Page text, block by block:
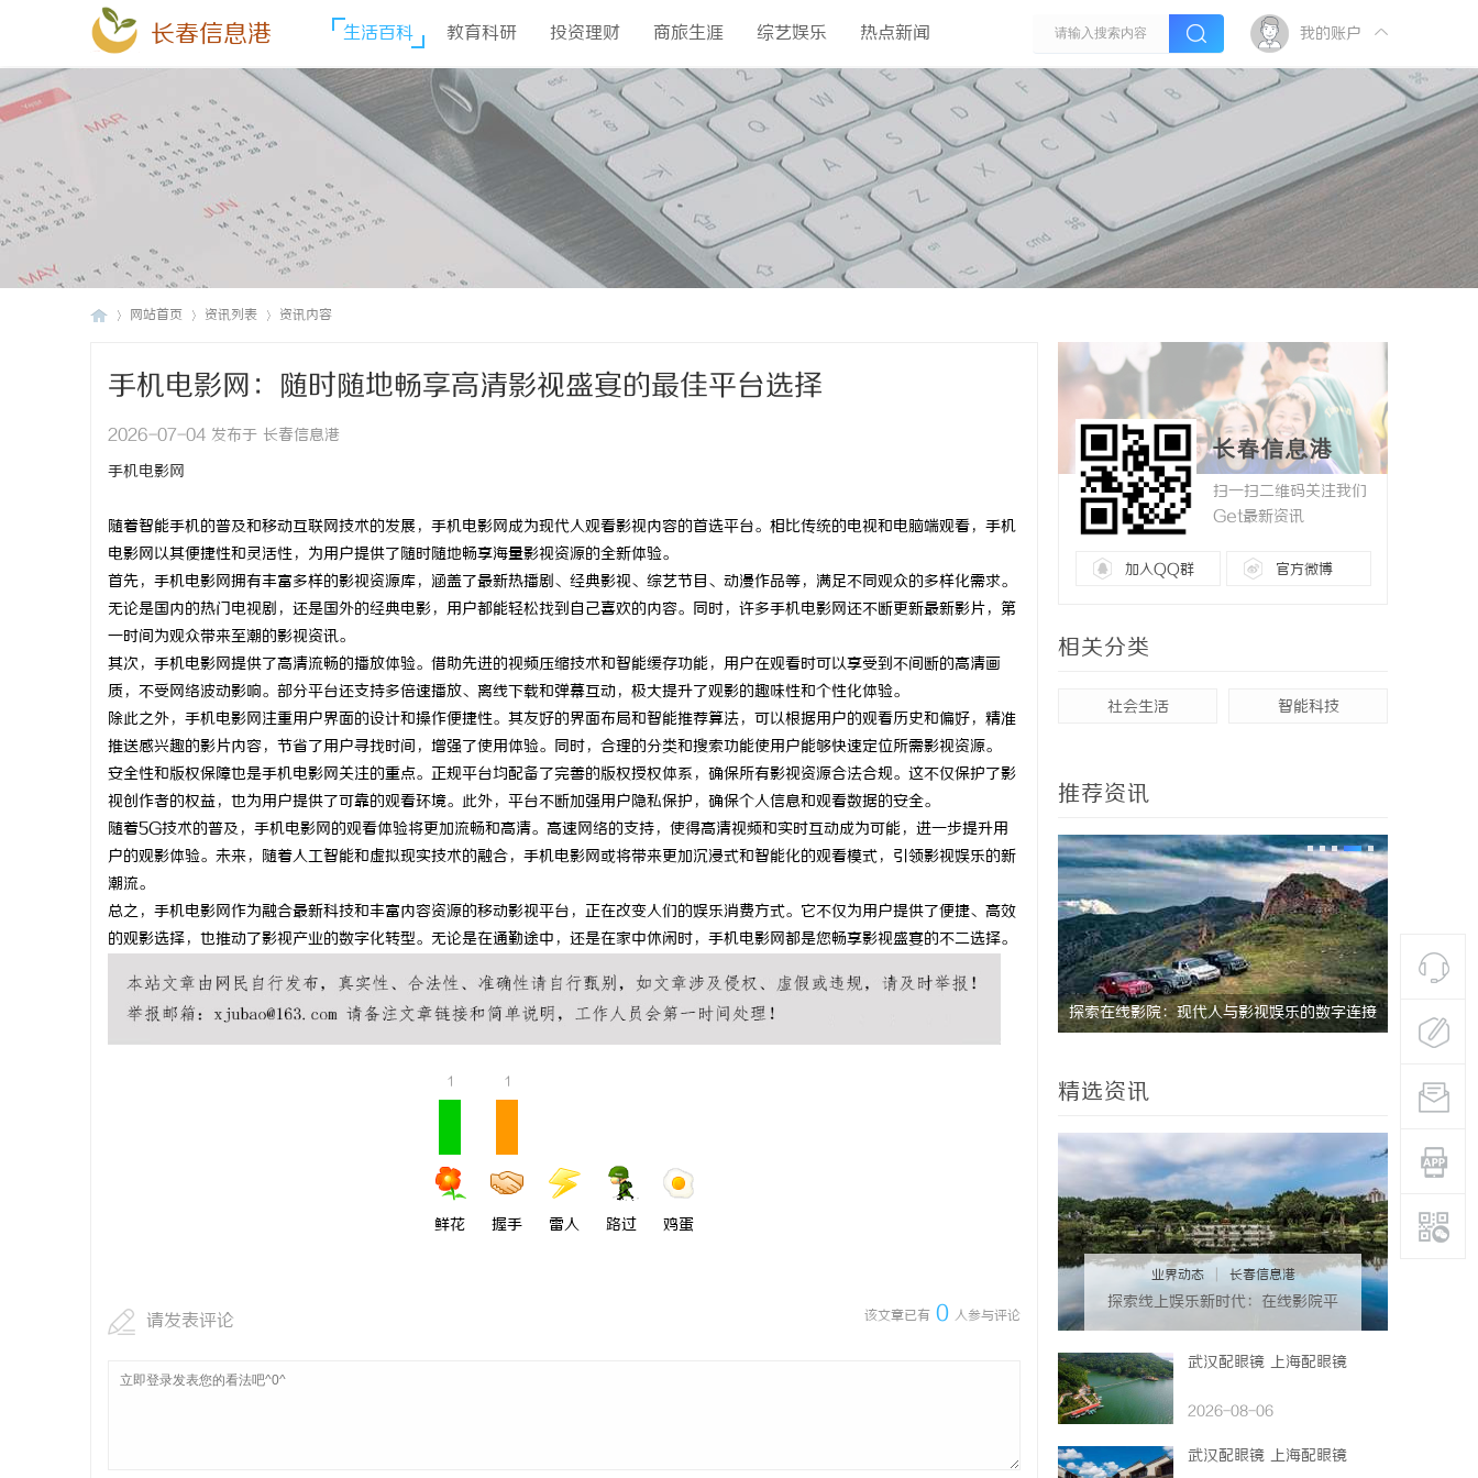
长春信息港 生活百科 教育科研 投资理财 商旅生涯 综艺娱乐 热点新闻 我的账户
网站首页 资讯列表 资讯内容
手机电影网：随时随地畅享高清影视盛宴的最佳平台选择
2026-07-04 发布于 长春信息港
手机电影网
随着智能手机的普及和移动互联网技术的发展，手机电影网成为现代人观看影视内容的首选平台。相比传统的电视和电脑端观看，手机
电影网以其便捷性和灵活性，为用户提供了随时随地畅享海量影视资源的全新体验。
首先，手机电影网拥有丰富多样的影视资源库，涵盖了最新热播剧、经典影视、综艺节目、动漫作品等，满足不同观众的多样化需求。
无论是国内的热门电视剧，还是国外的经典电影，用户都能轻松找到自己喜欢的内容。同时，许多手机电影网还不断更新最新影片，第
一时间为观众带来至潮的影视资讯。
其次，手机电影网提供了高清流畅的播放体验。借助先进的视频压缩技术和智能缓存功能，用户在观看时可以享受到不间断的高清画
质，不受网络波动影响。部分平台还支持多倍速播放、离线下载和弹幕互动，极大提升了观影的趣味性和个性化体验。
除此之外，手机电影网注重用户界面的设计和操作便捷性。其友好的界面布局和智能推荐算法，可以根据用户的观看历史和偏好，精准
推送感兴趣的影片内容，节省了用户寻找时间，增强了使用体验。同时，合理的分类和搜索功能使用户能够快速定位所需影视资源。
安全性和版权保障也是手机电影网关注的重点。正规平台均配备了完善的版权授权体系，确保所有影视资源合法合规。这不仅保护了影
视创作者的权益，也为用户提供了可靠的观看环境。此外，平台不断加强用户隐私保护，确保个人信息和观看数据的安全。
随着5G技术的普及，手机电影网的观看体验将更加流畅和高清。高速网络的支持，使得高清视频和实时互动成为可能，进一步提升用
户的观影体验。未来，随着人工智能和虚拟现实技术的融合，手机电影网或将带来更加沉浸式和智能化的观看模式，引领影视娱乐的新
潮流。
总之，手机电影网作为融合最新科技和丰富内容资源的移动影视平台，正在改变人们的娱乐消费方式。它不仅为用户提供了便捷、高效
的观影选择，也推动了影视产业的数字化转型。无论是在通勤途中，还是在家中休闲时，手机电影网都是您畅享影视盛宴的不二选择。
1
鲜花
1
握手 雷人 路过 鸡蛋
该文章已有 0 人参与评论
请发表评论
长春信息港
扫一扫二维码关注我们
Get最新资讯
加入QQ群 官方微博
相关分类
社会生活 智能科技
推荐资讯
商标买卖：：如何把握机遇与规避风险 深入解析飞牛影视：打造优质影视体验的先锋 深度解析蚂蚁影视：智能影视平台的未来趋势 探索在线影院：现代人与影视娱乐的数字连接 分类信息
要作用解析
精选资讯
业界动态 长春信息港
探索线上娱乐新时代：在线影院平
武汉配眼镜 上海配眼镜
2026-08-06
武汉配眼镜 上海配眼镜